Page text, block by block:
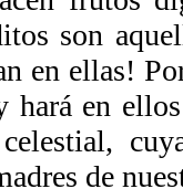
son
en ellas!
hará en
de